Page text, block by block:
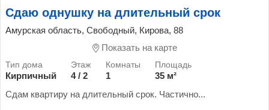
Сдаю однушку на длительный срок
Амурская область, Свободный, Кирова, 88
Показать на карте
Кирпичный 4 / 2 1
35 м²
Сдам квартиру на длительный срок. Частично...